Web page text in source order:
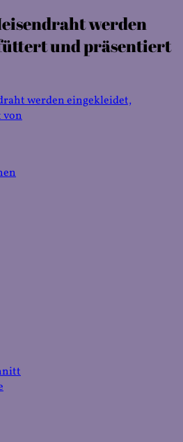
werden
und präsentiert